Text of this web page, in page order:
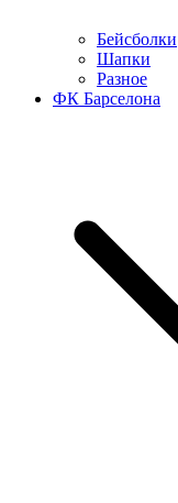
Бейсболки
Шапки
Разное
ФК Барселона